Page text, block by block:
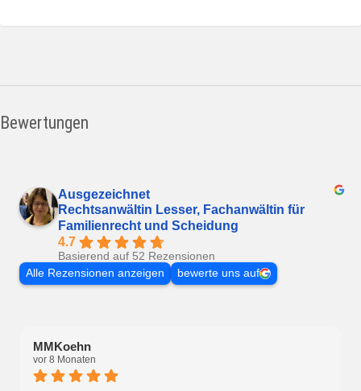
Bewertungen
Ausgezeichnet
Rechtsanwältin Lesser, Fachanwältin für
Familienrecht und Scheidung
4.7
Basierend auf 52 Rezensionen
Alle Rezensionen anzeigen
bewerte uns auf
MMKoehn
vor 8 Monaten